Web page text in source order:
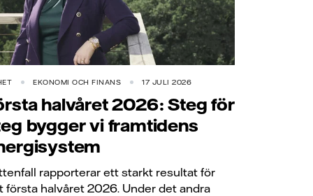
EKONOMI OCH FINANS 17 JULI 2026
halvåret 2026: Steg för
bygger vi framtidens
rapporterar ett starkt resultat för
första halvåret 2026. Under det andra